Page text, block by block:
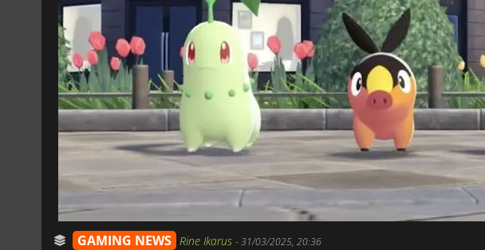
GAMING NEWS Rine Ikarus -31/03/2025, 20:36